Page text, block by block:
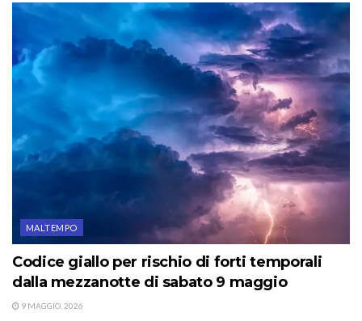
MALTEMPO
Codice giallo per rischio di forti temporali
dalla mezzanotte di sabato 9 maggio
9 MAGGIO, 2026